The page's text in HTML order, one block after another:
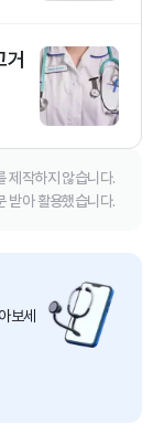
제작하지 않습니다.
받아 활용했습니다.
보세